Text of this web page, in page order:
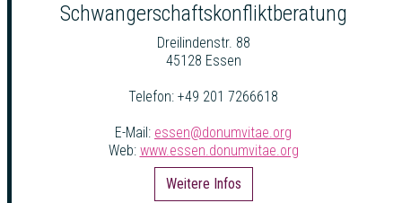
Schwangerschaftskonfliktberatung
Dreilindenstr. 88
45128 Essen
Telefon: +49 201 7266618
E-Mail: essen@donumvitae.org
Web: www.essen.donumvitae.org
Weitere Infos